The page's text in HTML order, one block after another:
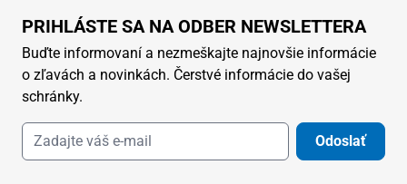
PRIHLÁSTE SA NA ODBER NEWSLETTERA
Buďte informovaní a nezmeškajte najnovšie informácie
o zľavách a novinkách. Čerstvé informácie do vašej
schránky.
Odoslať